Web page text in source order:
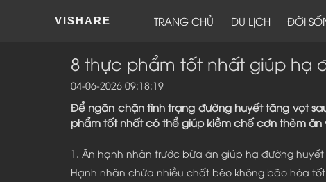
VISHARE TRANG CHỦ DU LỊCH ĐỜI
8 thực phẩm tốt nhất giúp hạ
04-06-2026 09:18:19
Để ngăn chặn tình trạng đường huyết tăng vọt
phẩm tốt nhất có thể giúp kiềm chế cơn thèm ăn
1. Ăn hạnh nhân trước bữa ăn giúp hạ đường huyết
Hạnh nhân chứa nhiều chất béo không bão hòa